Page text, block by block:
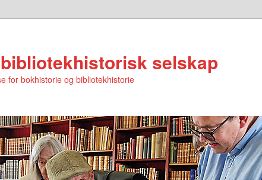
selskap
for bokhistorie og bibliotekhistorie